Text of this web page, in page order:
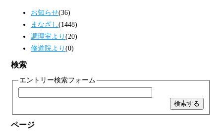
お知らせ(36)
まなざし(1448)
調理室より(20)
修道院より(0)
検索
エントリー検索フォーム
ページ